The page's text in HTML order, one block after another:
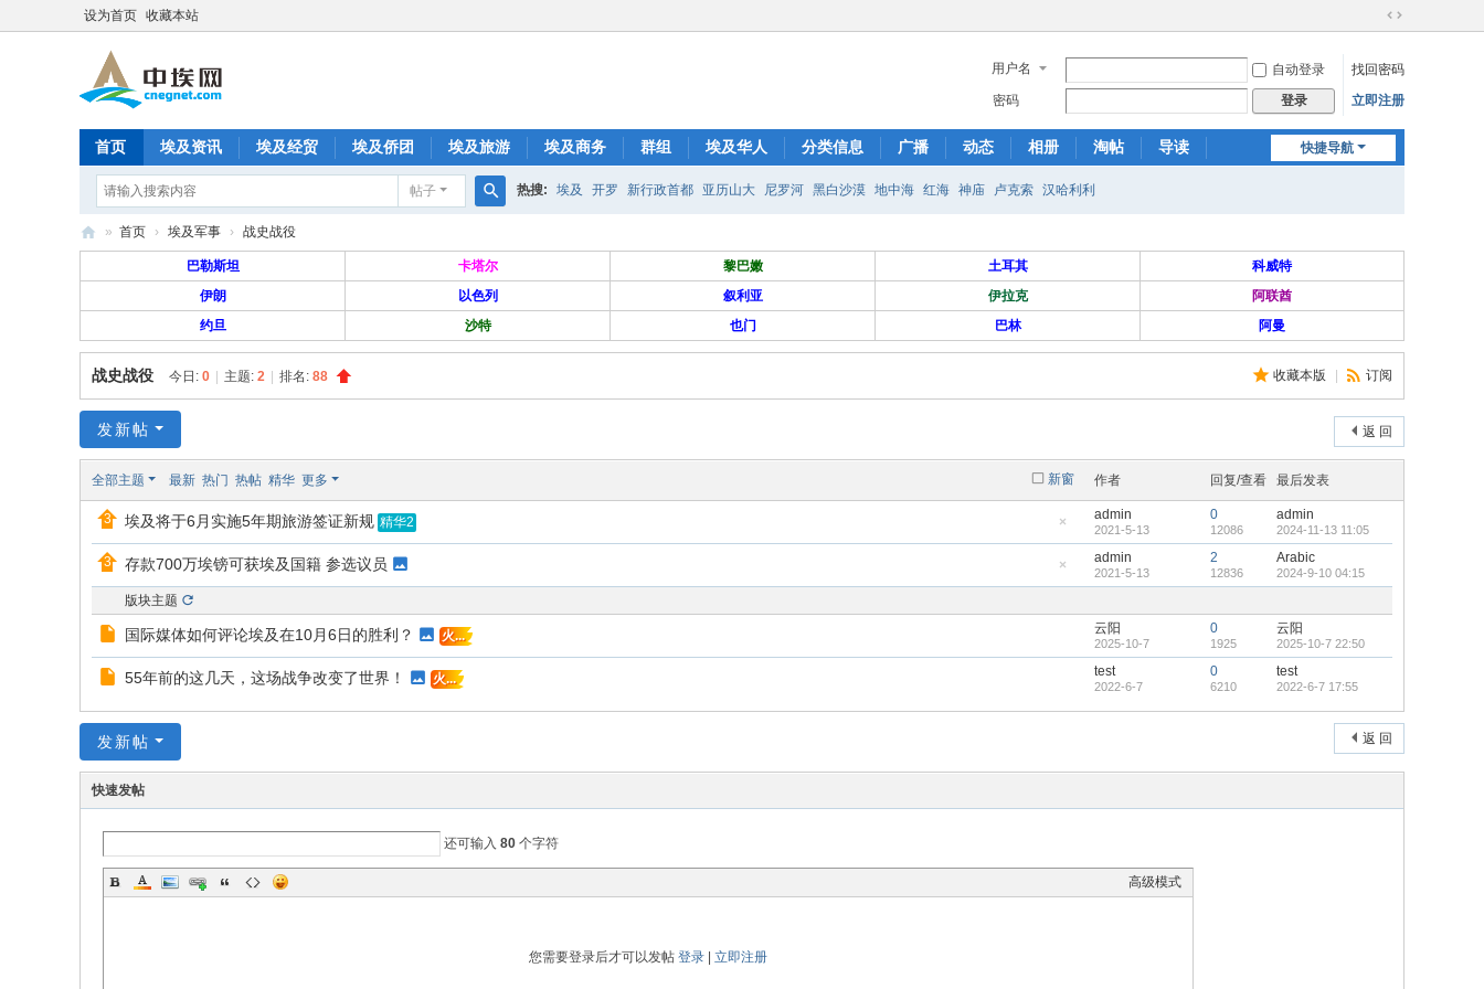
设为首页 收藏本站
切
到
宽
用户名 自动登录
找回密码
密码
登录 立即注册
快捷导航
首页 埃及资讯 埃及经贸 埃及侨团 埃及旅游 埃及商务 群组 埃及华人 分类信息 广播 动态 相册 淘帖
导读
帖子
索
热搜: 埃及 开罗 新行政首都 亚历山大 尼罗河 黑白沙漠 地中海 红海 神庙 卢克索 汉哈利利
华
人
络
家
» 首页 › 埃及军事 › 战史战役
巴勒斯坦 卡塔尔 黎巴嫩 土耳其
科威特
伊朗
以色列 叙利亚 伊拉克
阿联酋
约旦
沙特 也门 巴林 阿曼
收藏本版 订阅
战史战役 今日: 0 主题: 2 排名: 88
返 回
发新帖
新窗
全部主题 最新 热门 热帖 精华 更多 作者 回复/查看 最后发表
藏
置
帖
埃及将于6月实施5年期旅游签证新规 精华2
admin
2021-5-13
0
12086
admin
2024-11-13 11:05
藏
顶
存款700万埃镑可获埃及国籍 参选议员 admin
2021-5-13
2
12836
Arabic
2024-9-10 04:15
版块主题
国际媒体如何评论埃及在10月6日的胜利？ 火...
云阳
2025-10-7
0
1925
云阳
2025-10-7 22:50
55年前的这几天，这场战争改变了世界！ 火...
test
2022-6-7
0
6210
test
2022-6-7 17:55
返 回
发新帖
快速发帖
还可输入 80 个字符
高级模式
您需要登录后才可以发帖 登录 立即注册